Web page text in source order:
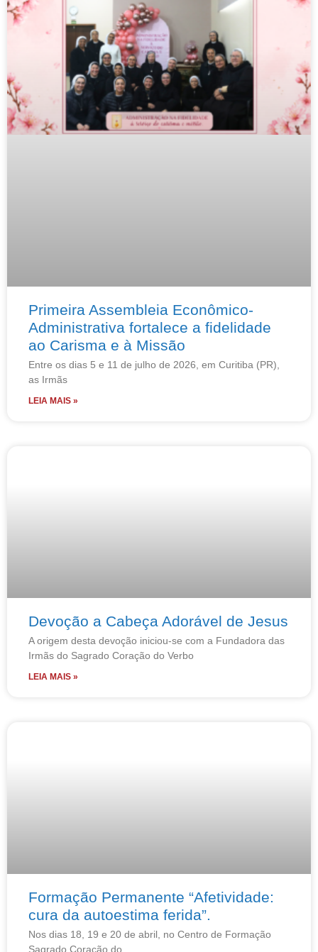
Primeira Assembleia Econômico-
Administrativa fortalece a fidelidade
ao Carisma e à Missão
Entre os dias 5 e 11 de julho de 2026, em Curitiba (PR),
as Irmãs
LEIA MAIS »
Devoção a Cabeça Adorável de Jesus
A origem desta devoção iniciou-se com a Fundadora das
Irmãs do Sagrado Coração do Verbo
LEIA MAIS »
Formação Permanente “Afetividade:
cura da autoestima ferida”.
Nos dias 18, 19 e 20 de abril, no Centro de Formação
Sagrado Coração do